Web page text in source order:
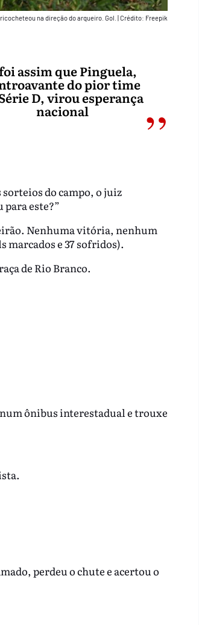
na direção do arqueiro. Gol. Crédito: Freepik
assim que Pinguela,
do pior time
D, virou esperança
nacional
do campo, o juiz
este?”
Nenhuma vitória, nenhum
marcados e 37 sofridos).
de Rio Branco.
ônibus interestadual e trouxe
perdeu o chute e acertou o